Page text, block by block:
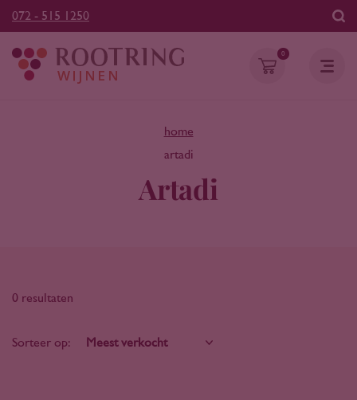
072 - 515 1250
0
home
artadi
Artadi
0 resultaten
Sorteer op: